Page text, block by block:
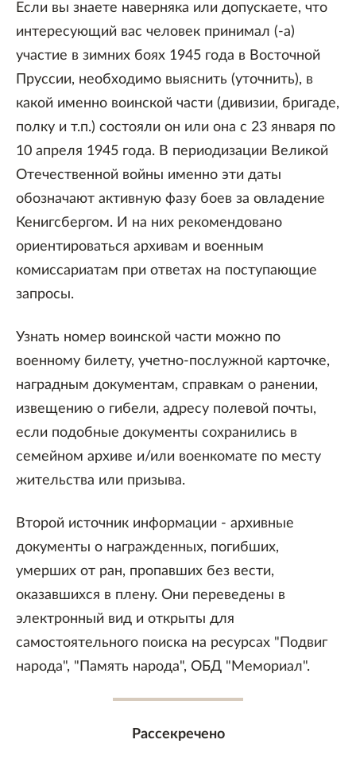
Если вы знаете наверняка или допускаете, что
интересующий вас человек принимал (-а)
участие в зимних боях 1945 года в Восточной
Пруссии, необходимо выяснить (уточнить), в
какой именно воинской части (дивизии, бригаде,
полку и т.п.) состояли он или она с 23 января по
10 апреля 1945 года. В периодизации Великой
Отечественной войны именно эти даты
обозначают активную фазу боев за овладение
Кенигсбергом. И на них рекомендовано
ориентироваться архивам и военным
комиссариатам при ответах на поступающие
запросы.
Узнать номер воинской части можно по
военному билету, учетно-послужной карточке,
наградным документам, справкам о ранении,
извещению о гибели, адресу полевой почты,
если подобные документы сохранились в
семейном архиве и/или военкомате по месту
жительства или призыва.
Второй источник информации - архивные
документы о награжденных, погибших,
умерших от ран, пропавших без вести,
оказавшихся в плену. Они переведены в
электронный вид и открыты для
самостоятельного поиска на ресурсах "Подвиг
народа", "Память народа", ОБД "Мемориал".
Рассекречено